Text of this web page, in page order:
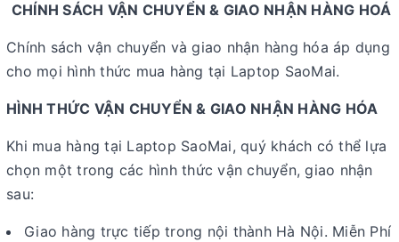
CHÍNH SÁCH VẬN CHUYỂN & GIAO NHẬN HÀNG HOÁ
Chính sách vận chuyển và giao nhận hàng hóa áp dụng
cho mọi hình thức mua hàng tại Laptop SaoMai.
HÌNH THỨC VẬN CHUYỂN & GIAO NHẬN HÀNG HÓA
Khi mua hàng tại Laptop SaoMai, quý khách có thể lựa
chọn một trong các hình thức vận chuyển, giao nhận
sau:
Giao hàng trực tiếp trong nội thành Hà Nội. Miễn Phí